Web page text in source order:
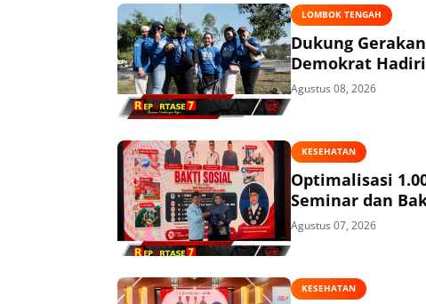
LOMBOK TENGAH
Dukung
Demokrat
Agustus 08, 2026
KESEHATAN
Optimalisasi
Seminar dan
Agustus 07, 2026
KESEHATAN